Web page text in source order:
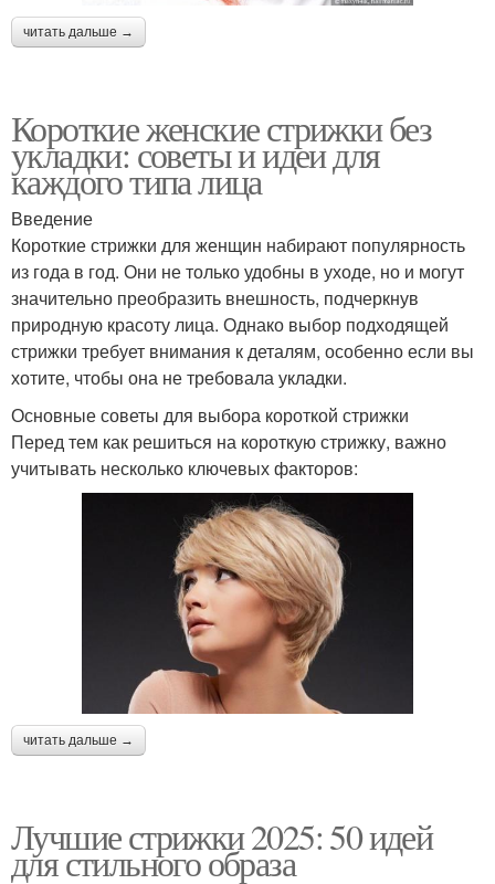
читать дальше →
Короткие женские стрижки без
укладки: советы и идеи для
каждого типа лица
Введение
Короткие стрижки для женщин набирают популярность
из года в год. Они не только удобны в уходе, но и могут
значительно преобразить внешность, подчеркнув
природную красоту лица. Однако выбор подходящей
стрижки требует внимания к деталям, особенно если вы
хотите, чтобы она не требовала укладки.
Основные советы для выбора короткой стрижки
Перед тем как решиться на короткую стрижку, важно
учитывать несколько ключевых факторов:
читать дальше →
Лучшие стрижки 2025: 50 идей
для стильного образа